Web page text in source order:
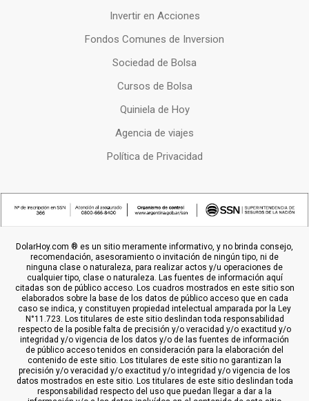
Invertir en Acciones
Fondos Comunes de Inversion
Sociedad de Bolsa
Cursos de Bolsa
Quiniela de Hoy
Agencia de viajes
Política de Privacidad
DolarHoy.com ® es un sitio meramente informativo, y no brinda consejo,
recomendación, asesoramiento o invitación de ningún tipo, ni de
ninguna clase o naturaleza, para realizar actos y/u operaciones de
cualquier tipo, clase o naturaleza. Las fuentes de información aquí
citadas son de público acceso. Los cuadros mostrados en este sitio son
elaborados sobre la base de los datos de público acceso que en cada
caso se indica, y constituyen propiedad intelectual amparada por la Ley
N°11.723. Los titulares de este sitio deslindan toda responsabilidad
respecto de la posible falta de precisión y/o veracidad y/o exactitud y/o
integridad y/o vigencia de los datos y/o de las fuentes de información
de público acceso tenidos en consideración para la elaboración del
contenido de este sitio. Los titulares de este sitio no garantizan la
precisión y/o veracidad y/o exactitud y/o integridad y/o vigencia de los
datos mostrados en este sitio. Los titulares de este sitio deslindan toda
responsabilidad respecto del uso que puedan llegar a dar a la